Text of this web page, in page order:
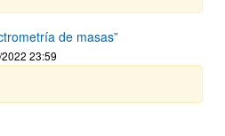
de masas”
23:59